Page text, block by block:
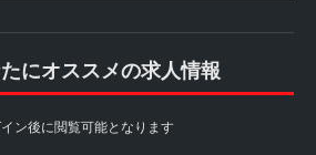
にオススメの求人情報
ン後に閲覧可能となります